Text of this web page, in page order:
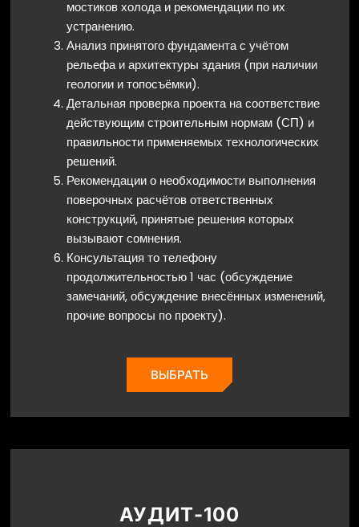
мостиков холода и рекомендации по их
устранению.
Анализ принятого фундамента с учётом
рельефа и архитектуры здания (при наличии
геологии и топосъёмки).
Детальная проверка проекта на соответствие
действующим строительным нормам (СП) и
правильности применяемых технологических
решений.
Рекомендации о необходимости выполнения
поверочных расчётов ответственных
конструкций, принятые решения которых
вызывают сомнения.
Консультация то телефону
продолжительностью 1 час (обсуждение
замечаний, обсуждение внесённых изменений,
прочие вопросы по проекту).
ВЫБРАТЬ
АУДИТ-100